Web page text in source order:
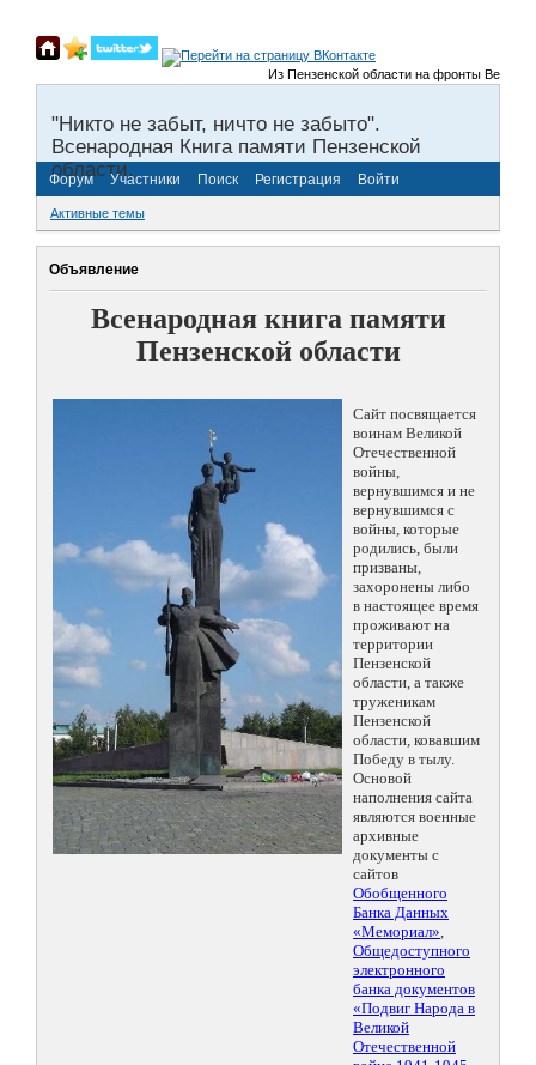
Из Пензенской области на фронты Великой
"Никто не забыт, ничто не забыто".
Всенародная Книга памяти Пензенской
области.
Форум Участники Поиск Регистрация Войти
Активные темы
Объявление
Всенародная книга памяти
Пензенской области
Сайт посвящается
воинам Великой
Отечественной
войны,
вернувшимся и не
вернувшимся с
войны, которые
родились, были
призваны,
захоронены либо
в настоящее время
проживают на
территории
Пензенской
области, а также
труженикам
Пензенской
области, ковавшим
Победу в тылу.
Основой
наполнения сайта
являются военные
архивные
документы с
сайтов
Обобщенного
Банка Данных
«Мемориал»,
Общедоступного
электронного
банка документов
«Подвиг Народа в
Великой
Отечественной